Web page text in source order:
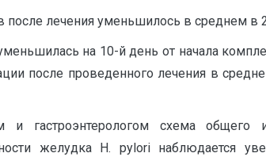
лечения уменьшилось в среднем в
на 10-й день от начала
после проведенного лечения в
и гастроэнтерологом схема
желудка H. pylori наблюдается